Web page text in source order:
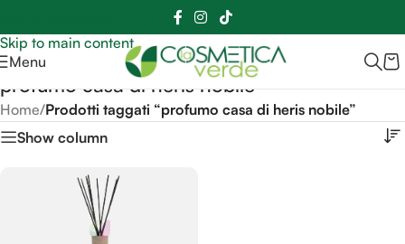
Skip to main content
Sei hai domande contattaci 📲3341056025 - 3886572748
Menu
profumo casa di heris nobile
Home/Prodotti taggati “profumo casa di heris nobile”
Show column